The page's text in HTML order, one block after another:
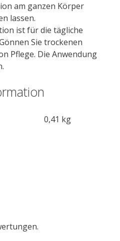
am ganzen Körper
lassen.
ist für die tägliche
Sie trockenen
Pflege. Die Anwendung
0,41 kg